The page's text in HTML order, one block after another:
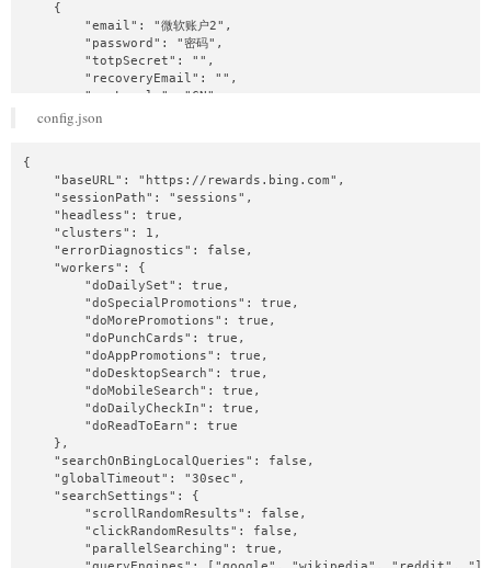
    {
        "email": "微软账户2",
        "password": "密码",
        "totpSecret": "",
        "recoveryEmail": "",
        "geoLocale": "CN",
        "langCode": "zh-CN",
            "url": "",
            "port": 0,
            "username": "",
            "password": ""
        },
        "saveFingerprint": {
            "mobile": true,
            "desktop": true
config.json
{
    "baseURL": "https://rewards.bing.com",
    "sessionPath": "sessions",
    "headless": true,
    "clusters": 1,
    "errorDiagnostics": false,
    "workers": {
        "doDailySet": true,
        "doSpecialPromotions": true,
        "doMorePromotions": true,
        "doPunchCards": true,
        "doAppPromotions": true,
        "doDesktopSearch": true,
        "doMobileSearch": true,
        "doDailyCheckIn": true,
        "doReadToEarn": true
    },
    "searchOnBingLocalQueries": false,
    "globalTimeout": "30sec",
    "searchSettings": {
        "scrollRandomResults": false,
        "clickRandomResults": false,
        "parallelSearching": true,